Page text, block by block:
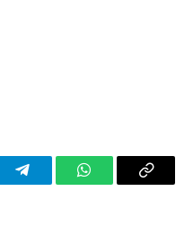
TelegramWhatsAppCopy